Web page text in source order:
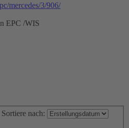
mercedes/3/906/
EPC /WIS
Sortiere nach: